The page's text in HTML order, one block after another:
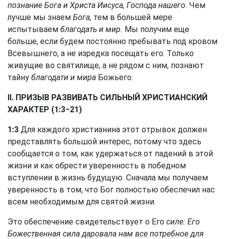
познание Бога и Христа Иисуса, Господа нашего. Чем
лучше мы знаем Бога, тем в большей мере
испытываем благодать и мир. Мы получим еще
больше, если будем постоянно пребывать под кровом
Всевышнего, а не изредка посещать его. Только
живущие во святилище, а не рядом с ним, познают
тайну благодати и мира Божьего.
II. ПРИЗЫВ РАЗВИВАТЬ СИЛЬНЫЙ ХРИСТИАНСКИЙ
ХАРАКТЕР (1:3−21)
1:3 Для каждого христианина этот отрывок должен
представлять большой интерес, потому что здесь
сообщается о том, как удержаться от падений в этой
жизни и как обрести уверенность в победном
вступлении в жизнь будущую. Сначала мы получаем
уверенность в том, что Бог полностью обеспечил нас
всем необходимым для святой жизни.
Это обеспечение свидетельствует о Его силе: Его
Божественная сила даровала нам все потребное для